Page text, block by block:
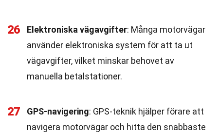
26 Elektroniska vägavgifter: Många motorvägar
använder elektroniska system för att ta ut
vägavgifter, vilket minskar behovet av
manuella betalstationer.
27 GPS-navigering: GPS-teknik hjälper förare att
navigera motorvägar och hitta den snabbaste